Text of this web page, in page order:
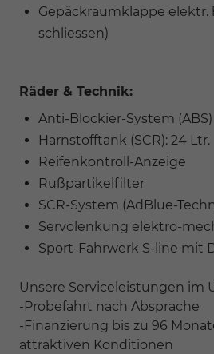
Gepäckraumklappe
schliessen)
Räder & Technik:
Anti-Blockier-System (ABS)
Harnstofftank (SCR): 24 Ltr.
Reifenkontroll-Anzeige
Rußpartikelfilter
SCR-System (AdBlue-
Servolenkung elektro-
Sport-Fahrwerk S-line mit
Unsere Serviceleistungen im
-Probefahrt nach Absprache
-Finanzierung bis zu 96
attraktiven Konditionen